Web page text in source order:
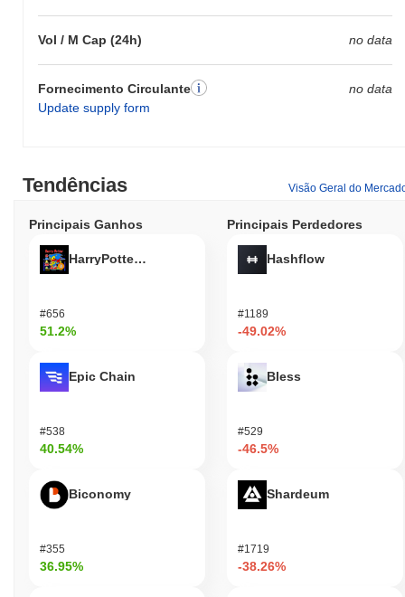
Vol / M Cap (24h) no data
Fornecimento Circulante
Update supply form
no data
Tendências Visão Geral do
Principais Ganhos
HarryPotterObamaSonic10Inu (ETH)
#656
51.2%
Epic Chain
#538
40.54%
Biconomy
#355
36.95%
Principais Perdedores
Hashflow
#1189
-49.02%
Bless
#529
-46.5%
Shardeum
#1719
-38.26%